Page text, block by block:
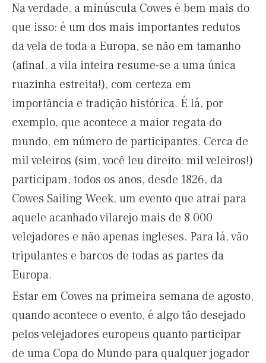
Na verdade, a minúscula Cowes é bem mais do
que isso: é um dos mais importantes redutos
da vela de toda a Europa, se não em tamanho
(afinal, a vila inteira resume-se a uma única
ruazinha estreita!), com certeza em
importância e tradição histórica. É lá, por
exemplo, que acontece a maior regata do
mundo, em número de participantes. Cerca de
mil veleiros (sim, você leu direito: mil veleiros!)
participam, todos os anos, desde 1826, da
Cowes Sailing Week, um evento que atrai para
aquele acanhado vilarejo mais de 8 000
velejadores e não apenas ingleses. Para lá, vão
tripulantes e barcos de todas as partes da
Europa.
Estar em Cowes na primeira semana de agosto,
quando acontece o evento, é algo tão desejado
pelos velejadores europeus quanto participar
de uma Copa do Mundo para qualquer jogador